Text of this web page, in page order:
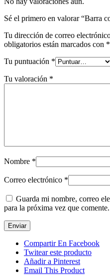
Sé el primero en valorar “Barra
Tu dirección de correo
obligatorios están marcados con *
Tu puntuación *
Tu valoración *
Nombre *
Correo electrónico *
Guarda mi nombre, correo
para la próxima vez que comente.
Compartir En Facebook
Twitear este producto
Añadir a Pinterest
Email This Product